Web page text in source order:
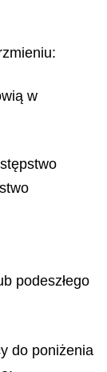
w
podeszłego
do poniżenia